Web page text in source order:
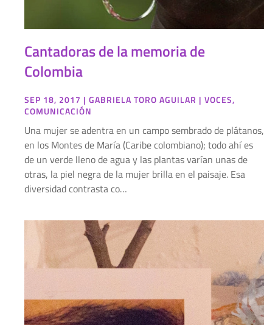
Cantadoras de la memoria de
Colombia
SEP 18, 2017 | GABRIELA TORO AGUILAR | VOCES,
COMUNICACIÓN
Una mujer se adentra en un campo sembrado de plátanos,
en los Montes de María (Caribe colombiano); todo ahí es
de un verde lleno de agua y las plantas varían unas de
otras, la piel negra de la mujer brilla en el paisaje. Esa
diversidad contrasta co…